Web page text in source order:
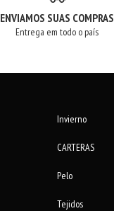
ENVIAMOS SUAS COMPRAS
Entrega em todo o país
Invierno
CARTERAS
Pelo
Tejidos